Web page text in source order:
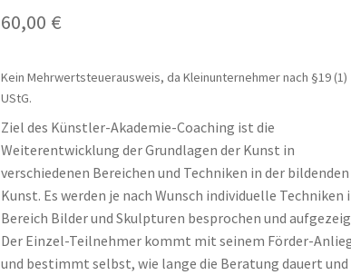
60,00 €
Kein Mehrwertsteuerausweis, da Kleinunternehmer nach §19 (1)
UStG.
Ziel des Künstler-Akademie-Coaching ist die
Weiterentwicklung der Grundlagen der Kunst in
verschiedenen Bereichen und Techniken in der bildenden
Kunst. Es werden je nach Wunsch individuelle Techniken
Bereich Bilder und Skulpturen besprochen und
Der Einzel-Teilnehmer kommt mit seinem Förder-
und bestimmt selbst, wie lange die Beratung dauert und